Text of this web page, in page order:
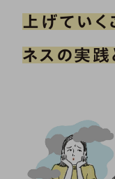
上げていく
ネスの実践